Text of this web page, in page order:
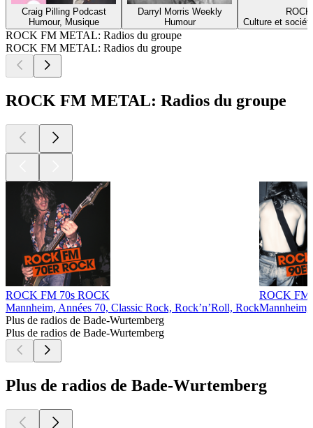
Craig Pilling Podcast
Humour, Musique
Darryl Morris Weekly
Humour
Culture et
ROCK FM METAL: Radios du groupe
ROCK FM METAL: Radios du groupe
ROCK FM METAL: Radios du groupe
ROCK FM 70s ROCK
Mannheim, Années 70, Classic Rock, Rock’n’Roll, Rock
ROCK FM
Mannheim,
Plus de radios de Bade-Wurtemberg
Plus de radios de Bade-Wurtemberg
Plus de radios de Bade-Wurtemberg